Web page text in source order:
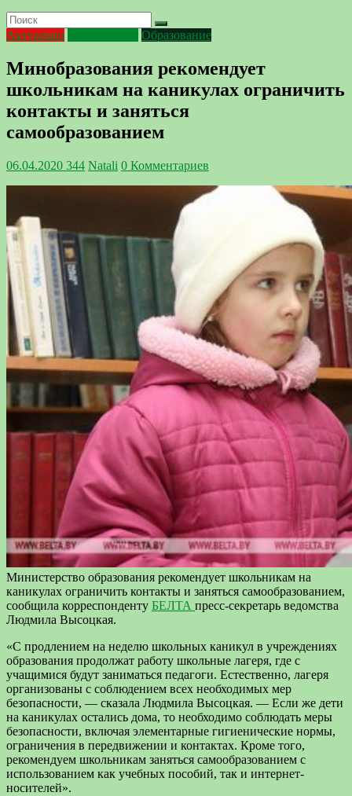
Актуально Образование
Минобразования рекомендует
школьникам на каникулах ограничить
контакты и заняться
самообразованием
06.04.2020 344 Natali 0 Комментариев
Министерство образования рекомендует школьникам на
каникулах ограничить контакты и заняться самообразованием,
сообщила корреспонденту БЕЛТА пресс-секретарь ведомства
Людмила Высоцкая.
«С продлением на неделю школьных каникул в учреждениях
образования продолжат работу школьные лагеря, где с
учащимися будут заниматься педагоги. Естественно, лагеря
организованы с соблюдением всех необходимых мер
безопасности, — сказала Людмила Высоцкая. — Если же дети
на каникулах остались дома, то необходимо соблюдать меры
безопасности, включая элементарные гигиенические нормы,
ограничения в передвижении и контактах. Кроме того,
рекомендуем школьникам заняться самообразованием с
использованием как учебных пособий, так и интернет-
носителей».